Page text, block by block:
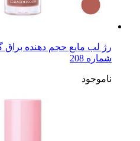
شماره 208
ناموجود